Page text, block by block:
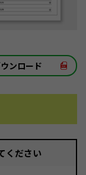
ンロード
ください